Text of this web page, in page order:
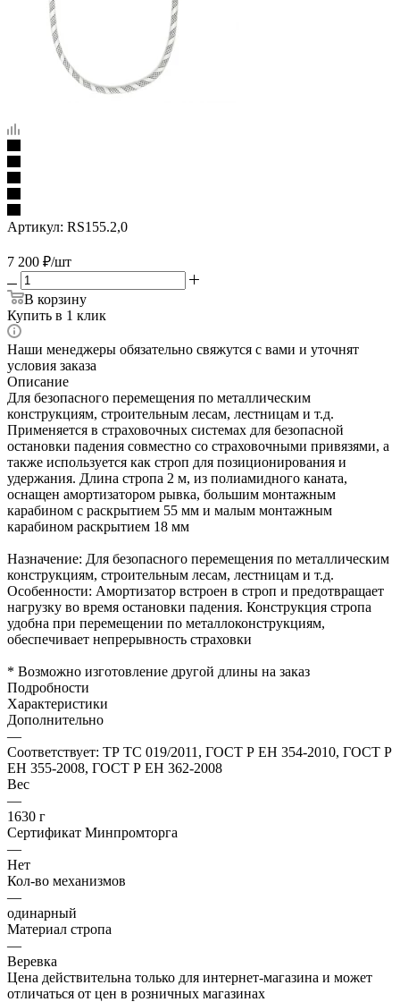
Артикул: RS155.2,0
7 200 ₽/шт
В корзину
Купить в 1 клик
Наши менеджеры обязательно свяжутся с вами и уточнят
условия заказа
Описание
Для безопасного перемещения по металлическим
конструкциям, строительным лесам, лестницам и т.д.
Применяется в страховочных системах для безопасной
остановки падения совместно со страховочными привязями, а
также используется как строп для позиционирования и
удержания. Длина стропа 2 м, из полиамидного каната,
оснащен амортизатором рывка, большим монтажным
карабином с раскрытием 55 мм и малым монтажным
карабином раскрытием 18 мм
Назначение: Для безопасного перемещения по металлическим
конструкциям, строительным лесам, лестницам и т.д.
Особенности: Амортизатор встроен в строп и предотвращает
нагрузку во время остановки падения. Конструкция стропа
удобна при перемещении по металлоконструкциям,
обеспечивает непрерывность страховки
* Возможно изготовление другой длины на заказ
Подробности
Характеристики
Дополнительно
—
Соответствует: ТР ТС 019/2011, ГОСТ Р ЕН 354-2010, ГОСТ Р
ЕН 355-2008, ГОСТ Р ЕН 362-2008
Вес
—
1630 г
Сертификат Минпромторга
—
Нет
Кол-во механизмов
—
одинарный
Материал стропа
—
Веревка
Цена действительна только для интернет-магазина и может
отличаться от цен в розничных магазинах